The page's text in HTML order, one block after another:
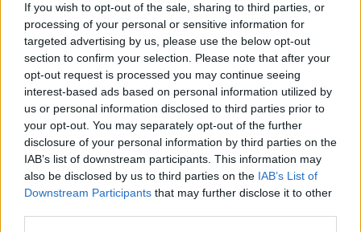
If you wish to opt-out of the sale, sharing to third parties, or
processing of your personal or sensitive information for
targeted advertising by us, please use the below opt-out
section to confirm your selection. Please note that after your
opt-out request is processed you may continue seeing
interest-based ads based on personal information utilized by
us or personal information disclosed to third parties prior to
your opt-out. You may separately opt-out of the further
disclosure of your personal information by third parties on the
IAB’s list of downstream participants. This information may
also be disclosed by us to third parties on the IAB’s List of
Downstream Participants that may further disclose it to other
tudni ezt a sikert a rendező.
2003-ban meglepőt húzott a látványos filmek után
Scott, egy tőle teljesen szokatlan műfajú alkotással
jelentkezett, ami egyébként nagyon jó darab volt, de
a Trükkös fiúk nem találta meg az utat a nézők
szívéhez, dacára annak, hogy Nicolas Cage remek
alakítást nyújt benne. Nos, ha a népnek történelmi
tabló kell, akkor megkapja azt, és jött aMennyei
királyság,és a hajtépés, hogy ezt a történetet miért
nem lehetett ütősebben elővezetni? Ez sem jött be